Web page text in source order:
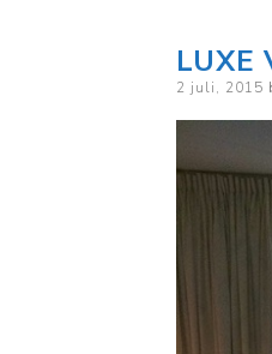
LUXE
Posted
2 juli, 2015